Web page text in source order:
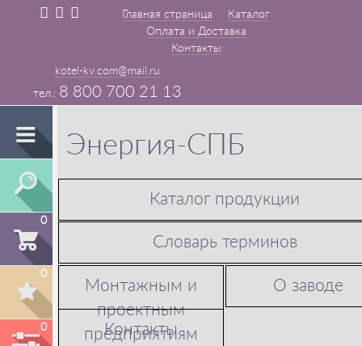
Главная страница
Каталог
Оплата и Доставка
Контакты
kotel-kv.com@mail.ru
8 800 700 21 13
0
0
0
Энергия-СПБ
Каталог продукции
Словарь терминов
Монтажным и
проектным
предприятиям
О заводе
Контакты